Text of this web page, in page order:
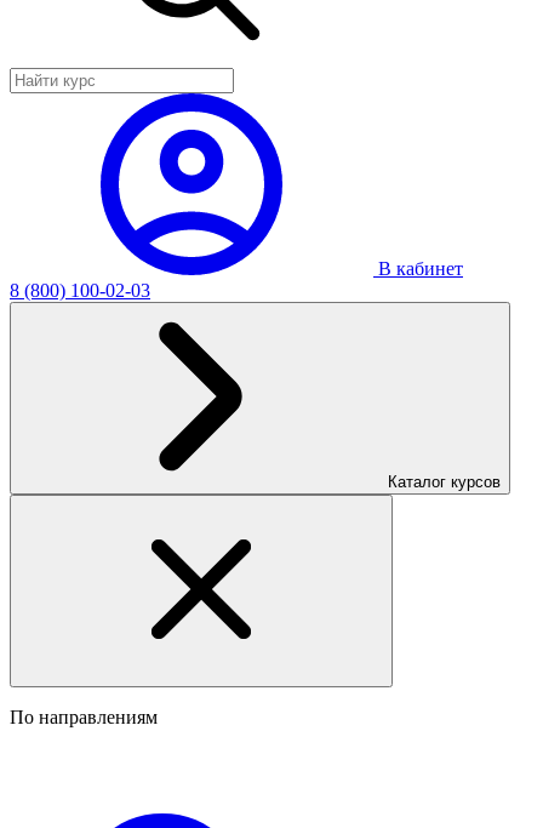
В кабинет
8 (800) 100-02-03
Каталог курсов
По направлениям